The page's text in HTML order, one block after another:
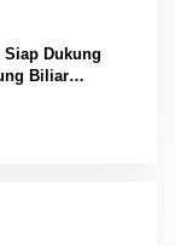
Dukung
Biliar